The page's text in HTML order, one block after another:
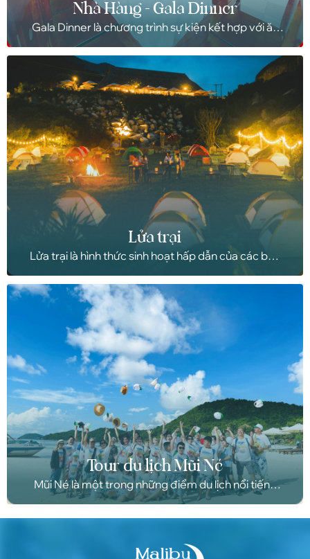
Nhà Hàng - Gala Dinner
Gala Dinner là chương trình sự kiện kết hợp với ăn
tối, được tổ chức công phu nhằm mang lại một
buổi gala vui vẻ để trao đổi, hay lấy ý kiến khách
hàng thay vì những cuộc hội nghị cứng nhắc, nhàm
chán thông thường.
Lửa trại
Lửa trại là hình thức sinh hoạt hấp dẫn của các bạn
đi cắm trại, đi dã ngoại.
Tour du lịch Mũi Né
Mũi Né là một trong những điểm du lịch nổi tiếng
của Việt Nam, được nhiều du khách trong và ngoài
nước yêu thích. Nơi đây có nhiều địa điểm tham
những danh lam thắng cảnh nổi tiếng.